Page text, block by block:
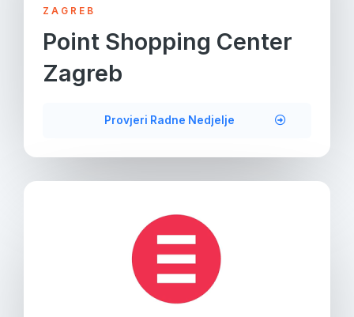
ZAGREB
Point Shopping Center
Zagreb
Provjeri Radne Nedjelje